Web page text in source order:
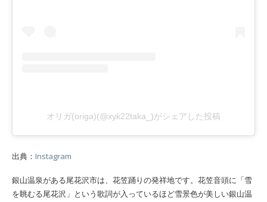
オリガ(origa)(@xyk22taka_)がシェアした投稿
出典： Instagram
銀山温泉がある尾花沢市は、花笠踊りの発祥地です。花笠音頭に「雪
を眺むる尾花沢」という歌詞が入っているほど雪景色が美しい銀山温